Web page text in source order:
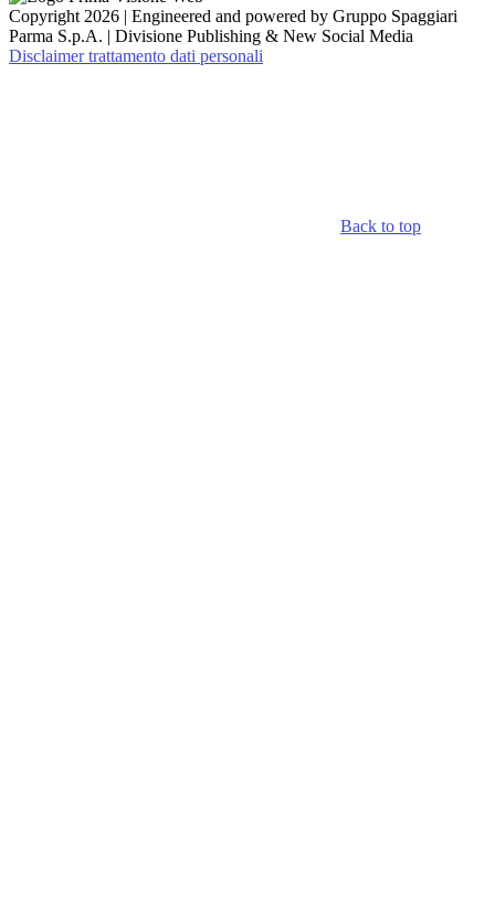
Copyright 2026 | Engineered and powered by Gruppo Spaggiari
Parma S.p.A. | Divisione Publishing & New Social Media
Disclaimer trattamento dati personali
Back to top